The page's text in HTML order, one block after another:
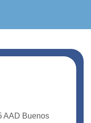
AAD Buenos